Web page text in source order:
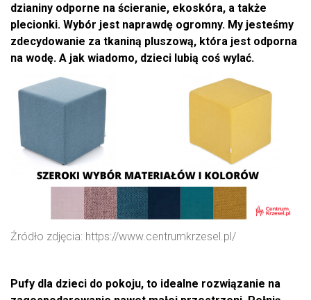
dzianiny odporne na ścieranie, ekoskóra, a także
plecionki. Wybór jest naprawdę ogromny. My jesteśmy
zdecydowanie za tkaniną pluszową, która jest odporna
na wodę. A jak wiadomo, dzieci lubią coś wylać.
Źródło zdjęcia: https://www.centrumkrzesel.pl/
Pufy dla dzieci do pokoju, to idealne rozwiązanie na